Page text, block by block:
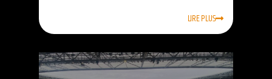
LIRE PLUS